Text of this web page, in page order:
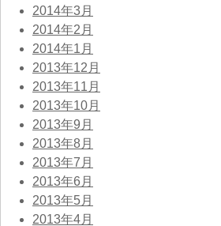
2014年3月
2014年2月
2014年1月
2013年12月
2013年11月
2013年10月
2013年9月
2013年8月
2013年7月
2013年6月
2013年5月
2013年4月